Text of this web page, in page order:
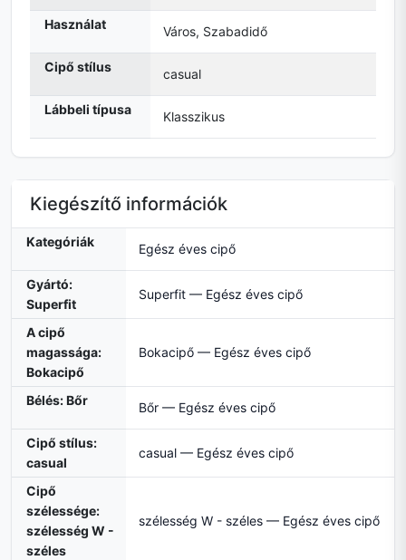
Használat Város, Szabadidő
Cipő stílus casual
Lábbeli típusa Klasszikus
Kiegészítő információk
Kategóriák Egész éves cipő
Gyártó:
Superfit
Superfit — Egész éves cipő
A cipő
magassága:
Bokacipő
Bokacipő — Egész éves cipő
Bélés: Bőr Bőr — Egész éves cipő
Cipő stílus:
casual
casual — Egész éves cipő
Cipő
szélessége:
szélesség W -
széles
szélesség W - széles — Egész éves cipő